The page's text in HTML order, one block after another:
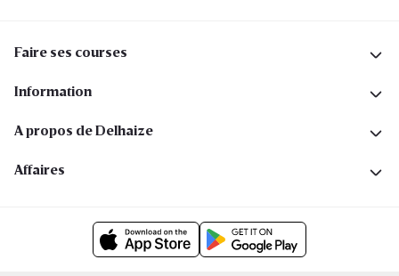
Faire ses courses
Information
A propos de Delhaize
Affaires